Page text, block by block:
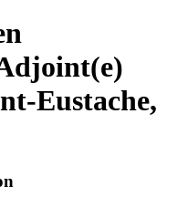
Eustache,